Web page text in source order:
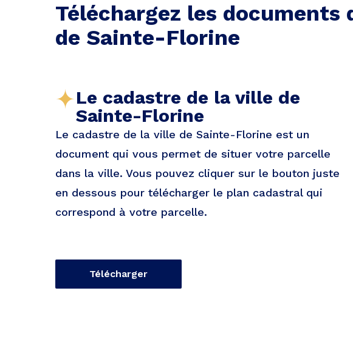
Téléchargez les documents
de Sainte-Florine
Le cadastre de la ville de
Sainte-Florine
Le cadastre de la ville de Sainte-Florine est un
document qui vous permet de situer votre parcelle
dans la ville. Vous pouvez cliquer sur le bouton juste
en dessous pour télécharger le plan cadastral qui
correspond à votre parcelle.
Télécharger